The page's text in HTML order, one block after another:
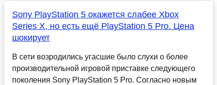
Sony PlayStation 5 окажется слабее Xbox
Series X, но есть ещё PlayStation 5 Pro. Цена
шокирует
В сети возродились угасшие было слухи о более
производительной игровой приставке следующего
поколения Sony PlayStation 5 Pro. Согласно новым